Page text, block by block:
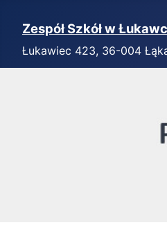
Zespół Szkół w
Łukawiec 423, 36-004